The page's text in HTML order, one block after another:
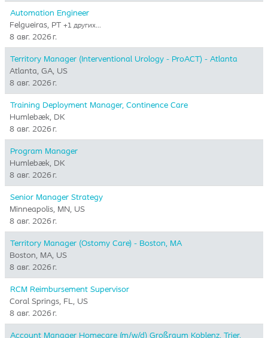
Automation Engineer
Felgueiras, PT +1 других…
8 авг. 2026 г.
Territory Manager (Interventional Urology - ProACT) - Atlanta
Atlanta, GA, US
8 авг. 2026 г.
Training Deployment Manager, Continence Care
Humlebæk, DK
8 авг. 2026 г.
Program Manager
Humlebæk, DK
8 авг. 2026 г.
Senior Manager Strategy
Minneapolis, MN, US
8 авг. 2026 г.
Territory Manager (Ostomy Care) - Boston, MA
Boston, MA, US
8 авг. 2026 г.
RCM Reimbursement Supervisor
Coral Springs, FL, US
8 авг. 2026 г.
Account Manager Homecare (m/w/d) Großraum Koblenz, Trier,